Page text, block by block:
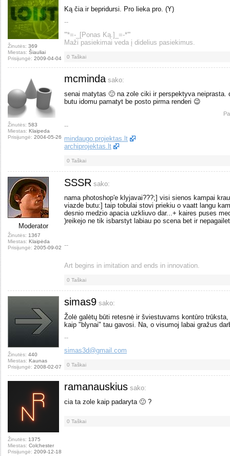
Žinutės: 369
Miestas: Šiauliai
Prisijungė: 2009-04-04
Ką čia ir bepridursi. Pro lieka pro. (Y)
--
'''*=-_[Ponas Ką.]_=-*'''
Maži pasiekimai veda į didelius pasiekimus.
0 Taškai
Žinutės: 583
Miestas: Klaipeda
Prisijungė: 2004-05-26
mcminda sako:
senai matytas 🙂 na zole ciki ir perspektyva neiprasta.
butu idomu pamatyt be posto pirma renderi 😉
--
mindaugo.projektas.lt
archiprojektas.lt
0 Taškai
Moderator
Žinutės: 1367
Miestas: Klaipėda
Prisijungė: 2005-09-02
SSSR sako:
nama photoshop'e klyjavai???;] visi sienos kampai
viazde butu:] taip tobulai stovi priekiu o vaatt langu
desnio medzio apacia uzkliuvo dar...+ kaires puses
)reikejo ne tik isbarstyt labiau po scena bet ir
--
Art begins in imitation and ends in innovation.
0 Taškai
Žinutės: 440
Miestas: Kaunas
Prisijungė: 2008-02-07
simas9 sako:
Žolė galėtų būti retesnė ir šviestuvams kontūro
kaip "blynai" tau gavosi. Na, o visumoj labai gražus
--
simas3d@gmail.com
0 Taškai
Žinutės: 1375
Miestas: Colchester
Prisijungė: 2009-12-18
ramanauskius sako:
cia ta zole kaip padaryta 🙂 ?
0 Taškai